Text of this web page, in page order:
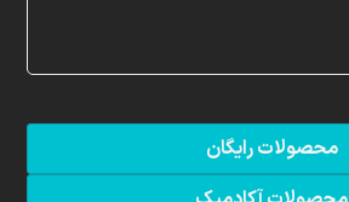
محصولات رایگان